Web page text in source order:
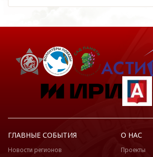
ГЛАВНЫЕ СОБЫТИЯ
Новости регионов
О НАС
Проекты